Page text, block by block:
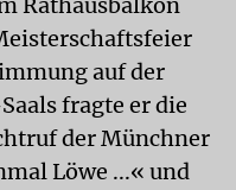
auf der
fragte er die
der Münchner
Löwe ...« und